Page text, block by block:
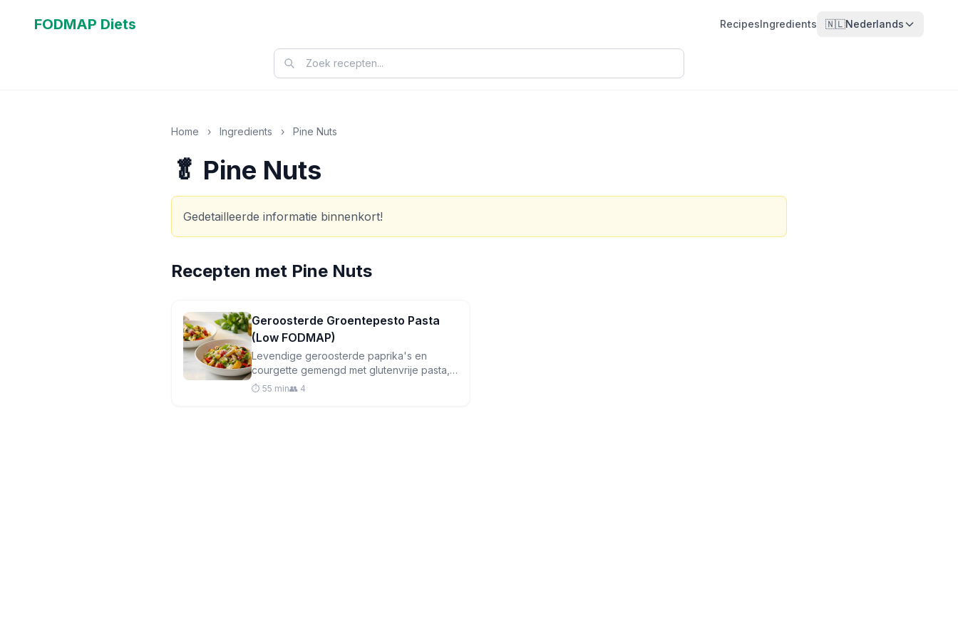
FODMAP Diets RecipesIngredients 🇳🇱Nederlands
Home › Ingredients › Pine Nuts
🥬 Pine Nuts
Gedetailleerde informatie binnenkort!
Recepten met Pine Nuts
Geroosterde Groentepesto Pasta
(Low FODMAP)
Levendige geroosterde paprika's en
courgette gemengd met glutenvrije pasta,
romige mozzarella en zelfgemaakte
⏱️ 55 min👥 4